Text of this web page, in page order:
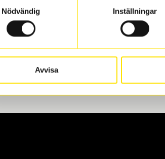
Nödvändig
Inställningar
Avvisa
eller fälgar hos oss levereras de
du datum och tid för upphämtning